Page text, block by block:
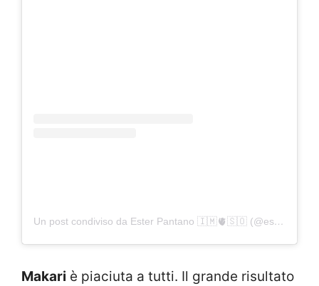
Un post condiviso da Ester Pantano 🇮🇲🫀🇸🇴 (@ester_pantano)
Makari è piaciuta a tutti. Il grande risultato